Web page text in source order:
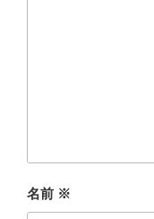
名前 ※